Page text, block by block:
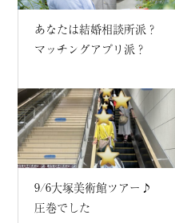
あなたは結婚相談所派？
マッチングアプリ派？
9/6大塚美術館ツアー♪
圧巻でした